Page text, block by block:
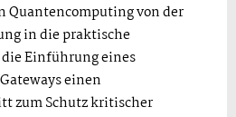
Quantencomputing von der
in die praktische
Einführung eines
einen
zum Schutz kritischer